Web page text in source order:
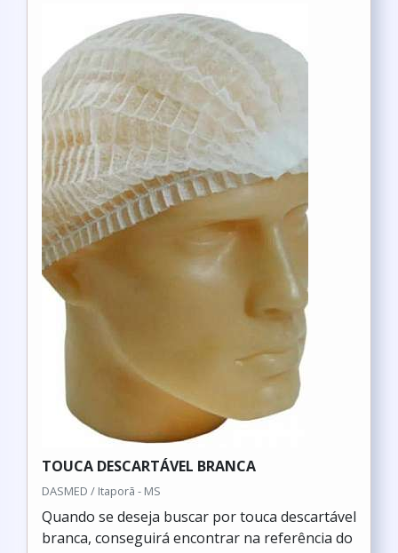
TOUCA DESCARTÁVEL BRANCA
DASMED / Itaporã - MS
Quando se deseja buscar por touca descartável
branca, conseguirá encontrar na referência do